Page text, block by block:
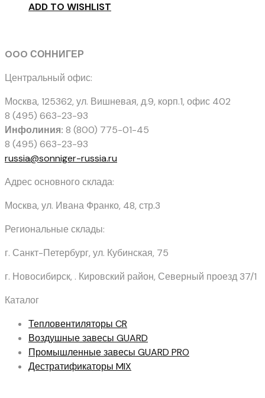
ADD TO WISHLIST
OOO СОННИГЕР
Центральный офис:
Москва, 125362, ул. Вишневая, д.9, корп.1, офис 402
8 (495) 663-23-93
Инфолиния: 8 (800) 775-01-45
8 (495) 663-23-93
russia@sonniger-russia.ru
Адрес основного склада:
Москва, ул. Ивана Франко, 48, стр.3
Региональные склады:
г. Санкт-Петербург, ул. Кубинская, 75
г. Новосибирск, . Кировский район, Северный проезд 37/1
Каталог
Тепловентиляторы CR
Воздушные завесы GUARD
Промышленные завесы GUARD PRO
Дестратификаторы MIX